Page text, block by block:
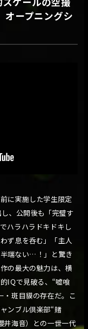
オープニングシ
に実施した学生限定
、公開後も「完璧す
ハラハラドキドキし
ず息を呑む」「主人
端ない…！」と驚き
の最大の魅力は、横
IQで見破る、“嘘喰
・斑目貘の存在だ。こ
ンブル倶楽部“賭
井海音）との一世一代